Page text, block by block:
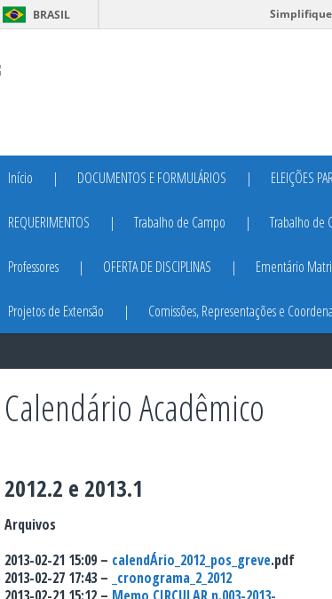
BRASIL
Início DOCUMENTOS E FORMULÁRIOS ELEIÇÕES
REQUERIMENTOS Trabalho de Campo Trabalho de
Professores OFERTA DE DISCIPLINAS Ementário
Projetos de Extensão Comissões, Representações e
Calendário Acadêmico
2012.2 e 2013.1
Arquivos
2013-02-21 15:09 – calendÁrio_2012_pos_greve.pdf
2013-02-27 17:43 – _cronograma_2_2012